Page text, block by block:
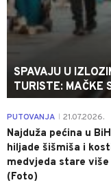
SPAVAJU U
TURISTE: MAČKE
PUTOVANJA 21.07.2026.
Najduža pećina u
hiljade šišmiša i
medvjeda stare
(Foto)